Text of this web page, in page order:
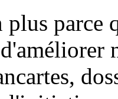
plus parce